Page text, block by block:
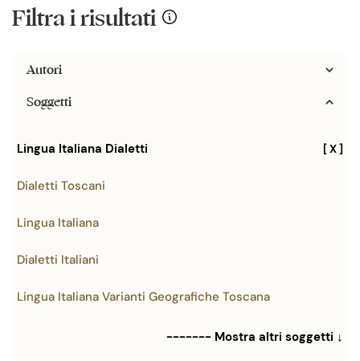
Filtra i risultati
Autori
Soggetti
Lingua Italiana Dialetti [ X ]
Dialetti Toscani
Lingua Italiana
Dialetti Italiani
Lingua Italiana Varianti Geografiche Toscana
------- Mostra altri soggetti ↓